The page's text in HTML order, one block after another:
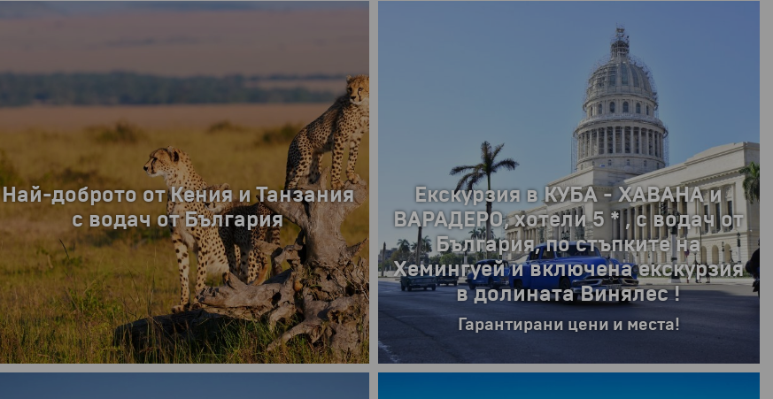
Най-доброто от Кения и Танзания
с водач от България
Екскурзия в КУБА - ХАВАНА и
ВАРАДЕРО, хотели 5 * , с водач от
България, по стъпките на
Хемингуей и включена екскурзия
в долината Винялес !
Гарантирани цени и места!
LAST MINUTE